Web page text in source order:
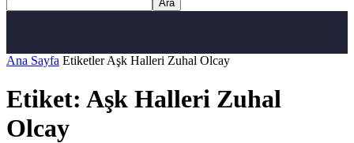
Ana Sayfa Etiketler Aşk Halleri Zuhal Olcay
Etiket: Aşk Halleri Zuhal
Olcay